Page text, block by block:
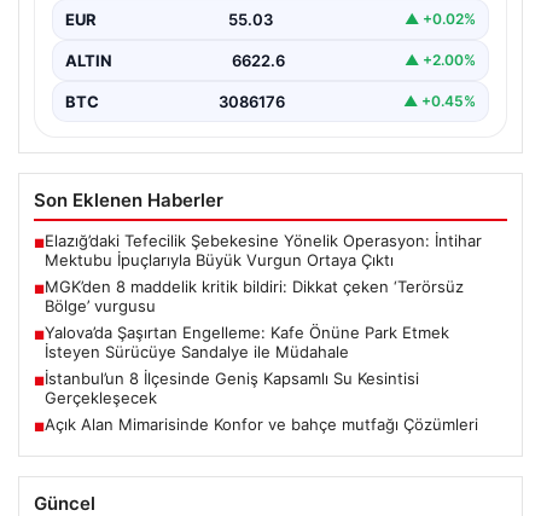
EUR 55.03 ▲ +0.02%
ALTIN 6622.6 ▲ +2.00%
BTC 3086176 ▲ +0.45%
Son Eklenen Haberler
■Elazığ’daki Tefecilik Şebekesine Yönelik Operasyon: İntihar
Mektubu İpuçlarıyla Büyük Vurgun Ortaya Çıktı
■MGK’den 8 maddelik kritik bildiri: Dikkat çeken ‘Terörsüz
Bölge’ vurgusu
■Yalova’da Şaşırtan Engelleme: Kafe Önüne Park Etmek
İsteyen Sürücüye Sandalye ile Müdahale
■İstanbul’un 8 İlçesinde Geniş Kapsamlı Su Kesintisi
Gerçekleşecek
■Açık Alan Mimarisinde Konfor ve bahçe mutfağı Çözümleri
Güncel